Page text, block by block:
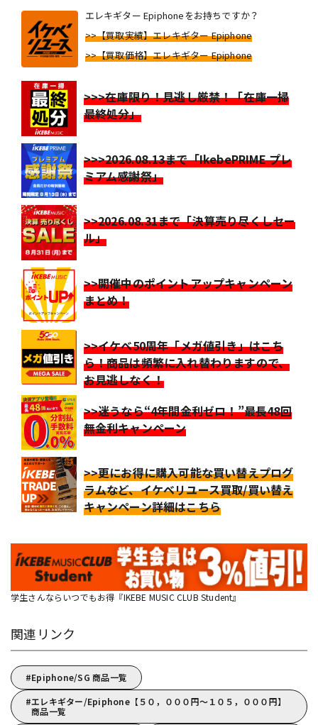
エレキギター Epiphoneをお持ちですか？
>>【買取実績】エレキギター Epiphone
>>【買取価格】エレキギター Epiphone
>>>在庫限り！見逃し厳禁！「在庫一掃
最終処分」
>>>2026.08.13まで「IkebePRIME プレ
ミアム感謝祭」
>>2026.08.31まで「決算売り尽くしセー
ル」
>>開催中のポイントアップキャンペーン
まとめ！
>>イケベ50周年「メガ値引き」はこち
ら！商品は頻繁に入れ替わりますので、
お見逃しなく！
>>迷うなら“4年間金利ゼロ！”最長48回
無金利キャンペーン
>>更にお得に購入可能な買い替えプログ
ラムなど、イケベリユース買取/買い替え
キャンペーン詳細はこちら
学生さんならいつでもお得『IKEBE MUSIC CLUB Student』
関連リンク
Epiphone/SG 商品一覧
エレキギター/Epiphone【５０，０００円～１０５，０００円】
商品一覧